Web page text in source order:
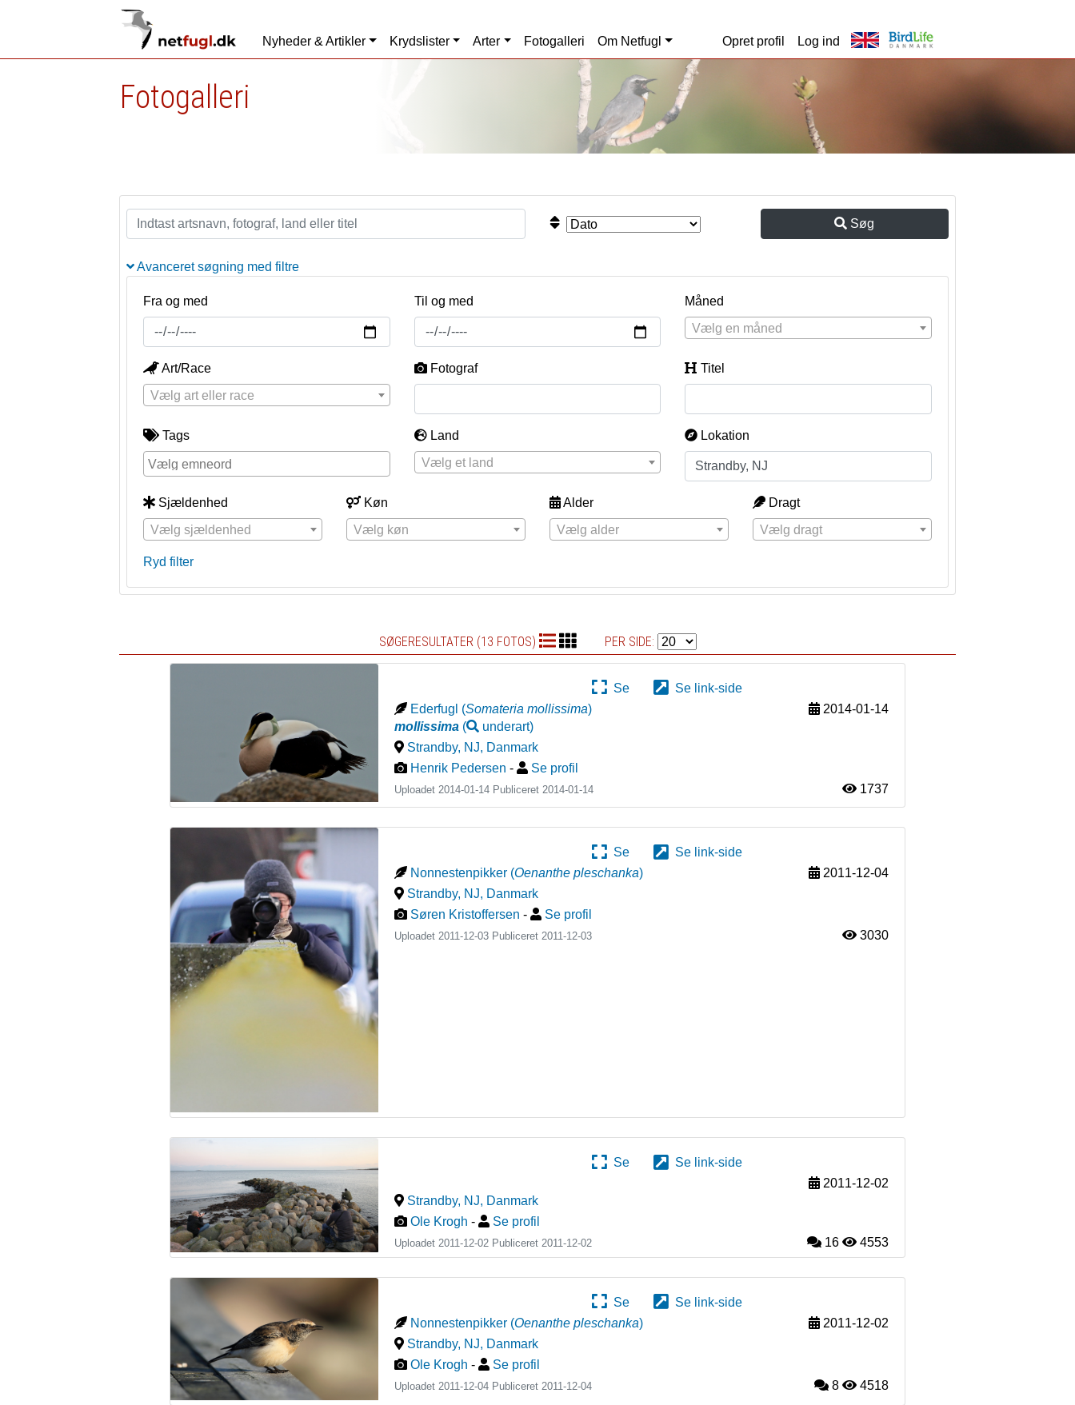
Nyheder & Artikler Krydslister Arter Fotogalleri Om Netfugl Opret profil Log ind
Fotogalleri
Søg
Avanceret søgning med filtre
Fra og med Til og med
Måned
Vælg en måned
Art/Race
Vælg art eller race
Fotograf Titel
Tags
Land
Vælg et land
Lokation
Sjældenhed
Vælg sjældenhed
Køn
Vælg køn
Alder
Vælg alder
Dragt
Vælg dragt
Ryd filter
SØGERESULTATER (13 FOTOS) PER SIDE:
Se
Se link-side
Ederfugl (Somateria mollissima)
mollissima ( underart)
2014-01-14
Strandby, NJ, Danmark
Henrik Pedersen - Se profil
Uploadet 2014-01-14 Publiceret2014-01-14 1737
Se
Se link-side
Nonnestenpikker (Oenanthe pleschanka)
2011-12-04
Strandby, NJ, Danmark
Søren Kristoffersen - Se profil
Uploadet 2011-12-03 Publiceret2011-12-03 3030
Se
Se link-side
2011-12-02
Strandby, NJ, Danmark
Ole Krogh - Se profil
Uploadet 2011-12-02 Publiceret2011-12-02 16 4553
Se
Se link-side
Nonnestenpikker (Oenanthe pleschanka)
2011-12-02
Strandby, NJ, Danmark
Ole Krogh - Se profil
Uploadet 2011-12-04 Publiceret 2011-12-04 8 4518